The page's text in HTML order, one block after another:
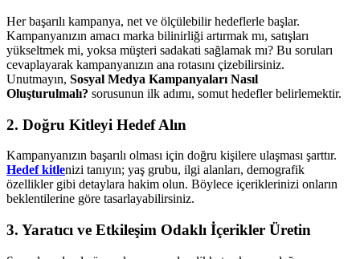
Her başarılı kampanya, net ve ölçülebilir hedeflerle başlar.
Kampanyanızın amacı marka bilinirliği artırmak mı, satışları
yükseltmek mi, yoksa müşteri sadakati sağlamak mı? Bu soruları
cevaplayarak kampanyanızın ana rotasını çizebilirsiniz.
Unutmayın, Sosyal Medya Kampanyaları Nasıl
Oluşturulmalı? sorusunun ilk adımı, somut hedefler belirlemektir.
2. Doğru Kitleyi Hedef Alın
Kampanyanızın başarılı olması için doğru kişilere ulaşması şarttır.
Hedef kitlenizi tanıyın; yaş grubu, ilgi alanları, demografik
özellikler gibi detaylara hakim olun. Böylece içeriklerinizi onların
beklentilerine göre tasarlayabilirsiniz.
3. Yaratıcı ve Etkileşim Odaklı İçerikler Üretin